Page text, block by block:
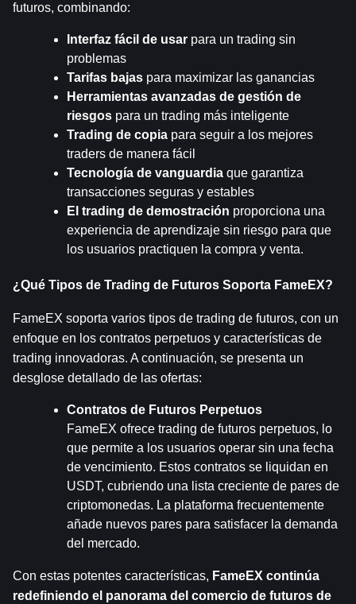
futuros, combinando:
Interfaz fácil de usar para un trading sin
problemas
Tarifas bajas para maximizar las ganancias
Herramientas avanzadas de gestión de
riesgos para un trading más inteligente
Trading de copia para seguir a los mejores
traders de manera fácil
Tecnología de vanguardia que garantiza
transacciones seguras y estables
El trading de demostración proporciona una
experiencia de aprendizaje sin riesgo para que
los usuarios practiquen la compra y venta.
¿Qué Tipos de Trading de Futuros Soporta FameEX?
FameEX soporta varios tipos de trading de futuros, con un
enfoque en los contratos perpetuos y características de
trading innovadoras. A continuación, se presenta un
desglose detallado de las ofertas:
Contratos de Futuros Perpetuos
FameEX ofrece trading de futuros perpetuos, lo
que permite a los usuarios operar sin una fecha
de vencimiento. Estos contratos se liquidan en
USDT, cubriendo una lista creciente de pares de
criptomonedas. La plataforma frecuentemente
añade nuevos pares para satisfacer la demanda
del mercado.
Con estas potentes características, FameEX continúa
redefiniendo el panorama del comercio de futuros de